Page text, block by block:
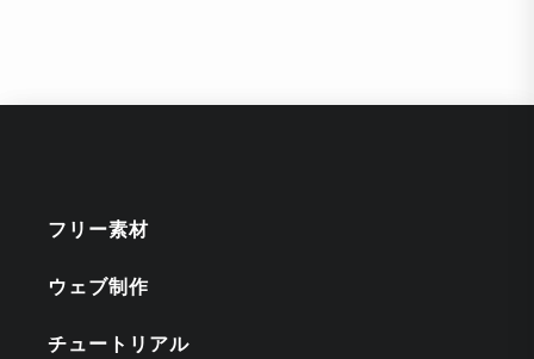
フリー素材
ウェブ制作
チュートリアル